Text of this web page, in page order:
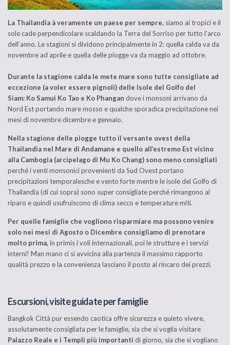
La Thailandia à veramente un paese per sempre, siamo ai tropici e il
sole cade perpendicolare scaldando la Terra del Sorriso per tutto l’arco
dell’anno. Le stagioni si dividono principalmente in 2: quella calda va da
novembre ad aprile e quella delle piogge va da maggio ad ottobre.
Durante la stagione calda le mete mare sono tutte consigliate ad
eccezione (a voler essere pignoli) delle Isole del Golfo del
Siam: Ko Samui Ko Tao e Ko Phangan dove i monsoni arrivano da
Nord Est portando mare mosso e qualche sporadica precipitazione nei
mesi di novembre dicembre e gennaio.
Nella stagione delle piogge tutto il versante ovest della
Thailandia nel Mare di Andamane e quello all’estremo Est vicino
alla Cambogia (arcipelago di Mu Ko Chang) sono meno consigliati
perché i venti monsonici provenienti da Sud Ovest portano
precipitazioni temporalesche e vento forte mentre le isole del Golfo di
Thailandia (di cui sopra) sono super consigliate perché rimangono al
riparo e quindi usufruiscono di clima secco e temperature miti.
Per quelle famiglie che vogliono risparmiare ma possono venire
solo nei mesi di Agosto o Dicembre consigliamo di prenotare
molto prima, in primis i voli internazionali, poi le strutture e i servizi
interni! Man mano ci si avvicina alla partenza il massimo rapporto
qualità prezzo e la convenienza lasciano il posto al rincaro dei prezzi.
Escursioni, visite guidate per famiglie
Bangkok Città pur essendo caotica offre sicurezza e quieto vivere,
assolutamente consigliata per le famiglie, sia che si voglia visitare
Palazzo Reale e i Templi più importanti di giorno, sia che si vogliano